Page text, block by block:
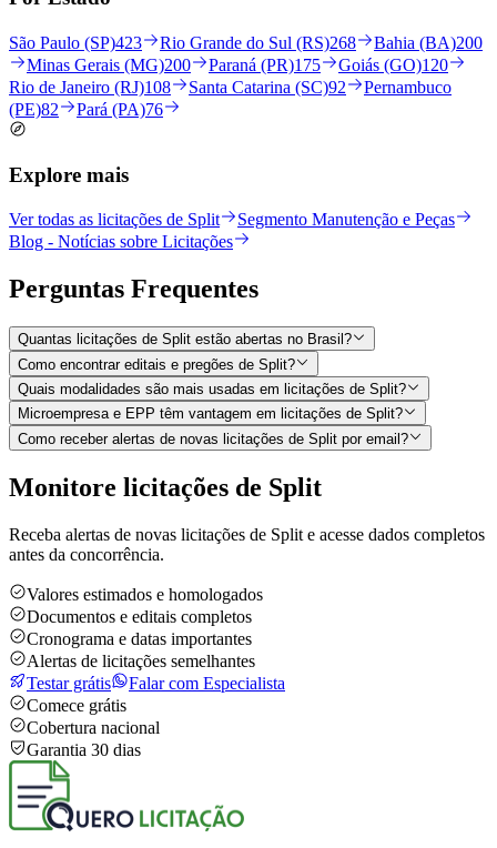
São Paulo (SP)423 Rio Grande do Sul (RS)268 Bahia (BA)200
Minas Gerais (MG)200 Paraná (PR)175 Goiás (GO)120
Rio de Janeiro (RJ)108 Santa Catarina (SC)92
Pernambuco
(PE)82 Pará (PA)76
Explore mais
Ver todas as licitações de Split
Segmento Manutenção e Peças
Blog - Notícias sobre Licitações
Perguntas Frequentes
Quantas licitações de Split estão abertas no Brasil?
Como encontrar editais e pregões de Split?
Quais modalidades são mais usadas em licitações de Split?
Microempresa e EPP têm vantagem em licitações de Split?
Como receber alertas de novas licitações de Split por email?
Monitore licitações de Split
Receba alertas de novas licitações de Split e acesse dados completos
antes da concorrência.
Valores estimados e homologados
Documentos e editais completos
Cronograma e datas importantes
Alertas de licitações semelhantes
Testar grátis
Falar com Especialista
Comece grátis
Cobertura nacional
Garantia 30 dias